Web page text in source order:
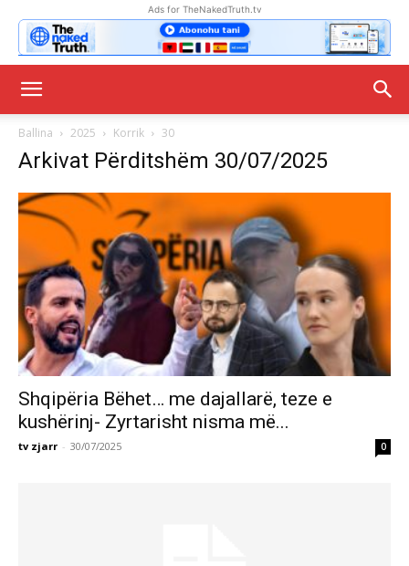
Ads for TheNakedTruth.tv
Ballina 2025 Korrik 30
Arkivat Përditshëm 30/07/2025
Shqipëria Bëhet… me dajallarë, teze e
kushërinj- Zyrtarisht nisma më...
tv zjarr - 30/07/2025 0